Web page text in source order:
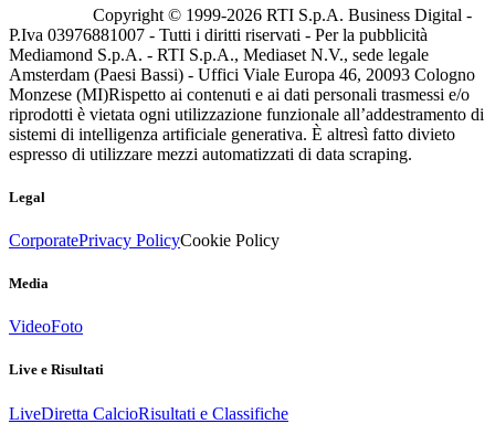
Copyright © 1999-2026 RTI S.p.A. Business Digital -
P.Iva 03976881007 - Tutti i diritti riservati - Per la pubblicità
Mediamond S.p.A. - RTI S.p.A., Mediaset N.V., sede legale
Amsterdam (Paesi Bassi) - Uffici Viale Europa 46, 20093 Cologno
Monzese (MI)Rispetto ai contenuti e ai dati personali trasmessi e/o
riprodotti è vietata ogni utilizzazione funzionale all’addestramento di
sistemi di intelligenza artificiale generativa. È altresì fatto divieto
espresso di utilizzare mezzi automatizzati di data scraping.
Legal
CorporatePrivacy PolicyCookie Policy
Media
VideoFoto
Live e Risultati
LiveDiretta CalcioRisultati e Classifiche